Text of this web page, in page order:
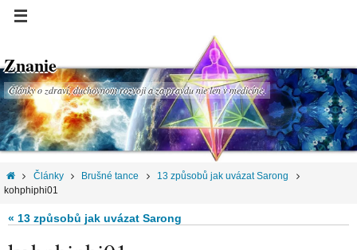
Znanie
Články o zdraví, duchovnom rozvoji a za pravdu nie len v medicíne.
Články Brušné tance
13 způsobů jak uvázat Sarong
kohphiphi01
« 13 způsobů jak uvázat Sarong